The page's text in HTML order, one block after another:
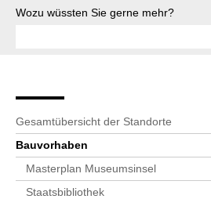
Suche
Wozu wüssten Sie gerne mehr?
Seitenpfad
Gesamtübersicht der Standorte
Bauvorhaben
Masterplan Museumsinsel
Staatsbibliothek